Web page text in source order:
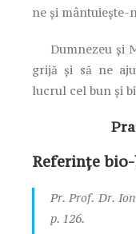
ne și
Dumnezeu și
grijă și să ne
lucrul cel bun și
Referințe
Pr. Prof. Dr.
p. 126.